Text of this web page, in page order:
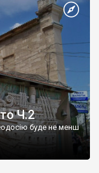
Ч.2
буде не менш